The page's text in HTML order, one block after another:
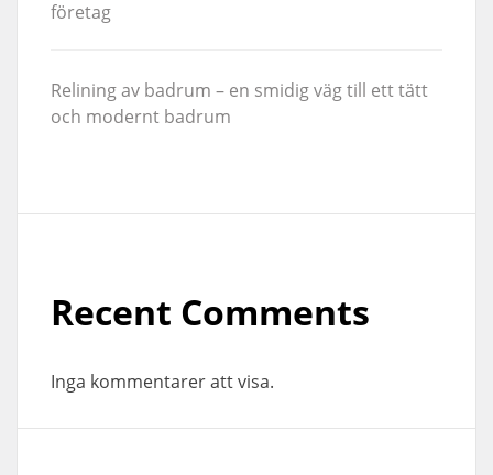
företag
Relining av badrum – en smidig väg till ett tätt
och modernt badrum
Recent Comments
Inga kommentarer att visa.